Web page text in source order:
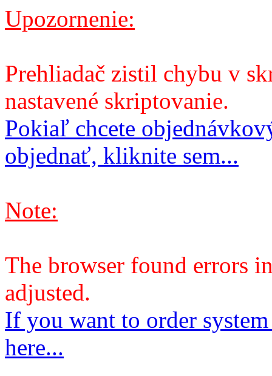
Upozornenie:
Prehliadač zistil chybu v
nastavené skriptovanie.
Pokiaľ chcete
objednať, kliknite sem...
Note:
The browser found errors
adjusted.
If you want to order
here...